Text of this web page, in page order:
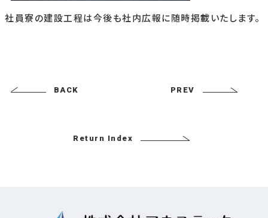
社員寮の建設工程は今後も社内広報に随時掲載いたします。
PREV
BACK
Return Index